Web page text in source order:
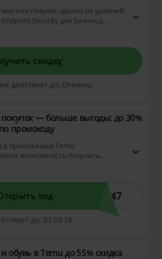
или покупке одного из уровней
Endpoint Security для бизнеса,
Security Cloud Plus вы
скидку 25% на защиту почты. Для
скидки необходимо указать
Подобности по ссылке.
скидку
действует до: Отмены
— больше выгоды: до 30%
промокоду
в приложении Temu
возможность получить
Temu, а не на этапе
заказа, что позволяет
выгодой более удобно.
код 147
до: 01.09.26
обувь в Temu до 55% скидка